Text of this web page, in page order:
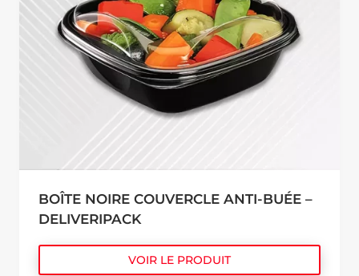
BOÎTE NOIRE COUVERCLE ANTI-BUÉE –
DELIVERIPACK
VOIR LE PRODUIT